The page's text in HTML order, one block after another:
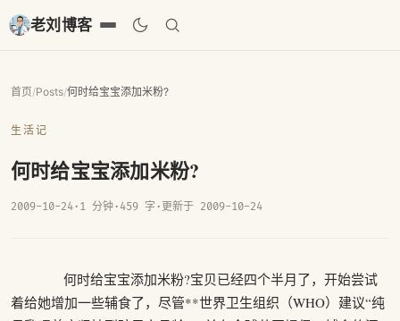
老刘博客
首页/Posts/何时给宝宝添加米粉?
生活记
何时给宝宝添加米粉?
2009-10-24· 1 分钟· 459 字 · 更新于 2009-10-24
何时给宝宝添加米粉?宝贝已经四个半月了，开始尝试
着给她增加一些辅食了，尽管**世界卫生组织（WHO）建议“纯